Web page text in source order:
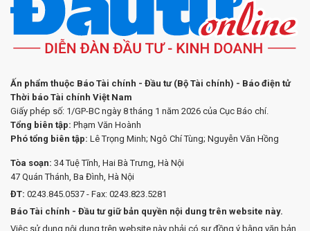
Ấn phẩm thuộc Báo Tài chính - Đầu tư (Bộ Tài chính) - Báo điện tử
Thời báo Tài chính Việt Nam
Giấy phép số: 1/GP-BC ngày 8 tháng 1 năm 2026 của Cục Báo chí.
Tổng biên tập: Phạm Văn Hoành
Phó tổng biên tập: Lê Trọng Minh; Ngô Chí Tùng; Nguyễn Văn Hồng
Tòa soạn: 34 Tuệ Tĩnh, Hai Bà Trưng, Hà Nội
47 Quán Thánh, Ba Đình, Hà Nội
ĐT: 0243.845.0537 - Fax: 0243.823.5281
Báo Tài chính - Đầu tư giữ bản quyền nội dung trên website này.
Việc sử dụng nội dung trên website này phải có sự đồng ý bằng văn bản